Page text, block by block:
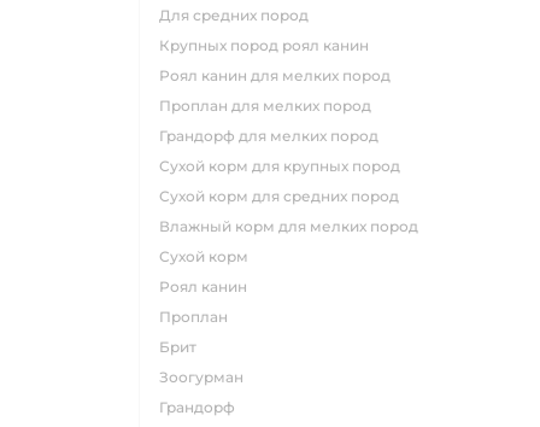
для средних пород
крупных пород роял канин
роял канин для мелких пород
проплан для мелких пород
грандорф для мелких пород
сухой корм для крупных пород
сухой корм для средних пород
влажный корм для мелких пород
сухой корм
роял канин
проплан
брит
зоогурман
грандорф